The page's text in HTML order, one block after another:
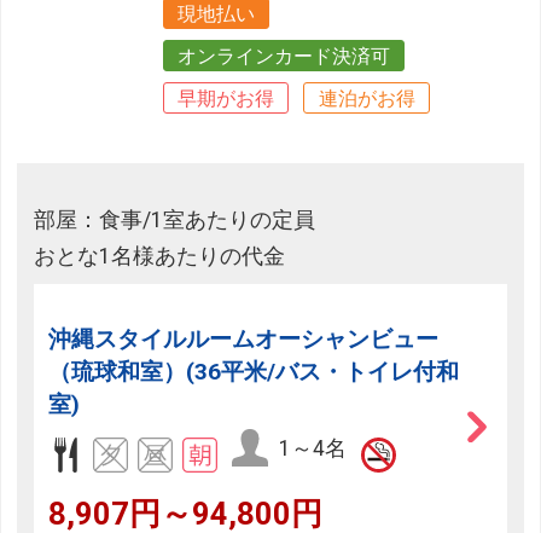
現地払い
オンラインカード決済可
早期がお得
連泊がお得
部屋：食事/1室あたりの定員
おとな1名様あたりの代金
沖縄スタイルルームオーシャンビュー
（琉球和室）(36平米/バス・トイレ付和
室)
1～4名
8,907円～94,800円